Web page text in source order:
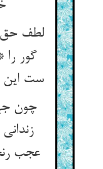
لطف حق
گور
ست این
چون
عجب